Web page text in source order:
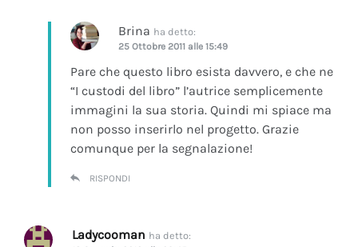
Brina ha detto:
25 Ottobre 2011 alle 15:49
Pare che questo libro esista davvero, e che ne
“I custodi del libro” l’autrice semplicemente
immagini la sua storia. Quindi mi spiace ma
non posso inserirlo nel progetto. Grazie
comunque per la segnalazione!
RISPONDI
Ladycooman ha detto: